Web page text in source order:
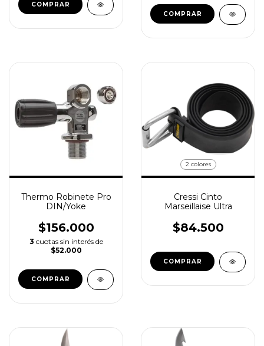
COMPRAR
Thermo Robinete Pro
DIN/Yoke
$156.000
3 cuotas sin interés de
$52.000
2 colores
Cressi Cinto
Marseillaise Ultra
$84.500
COMPRAR